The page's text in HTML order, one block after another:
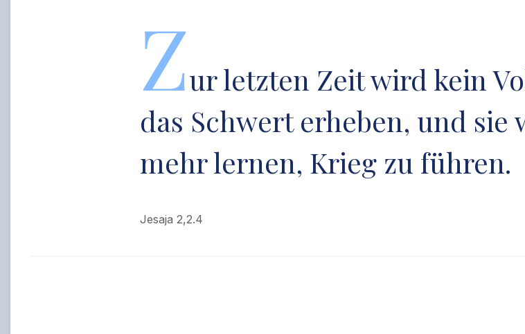
Zur letzten Zeit wird kein
das Schwert erheben, und
mehr lernen, Krieg zu führen.
Jesaja 2,2.4